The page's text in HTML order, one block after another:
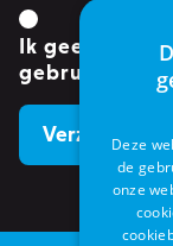
Ik geef
gebruiken.
Deze
de
onze